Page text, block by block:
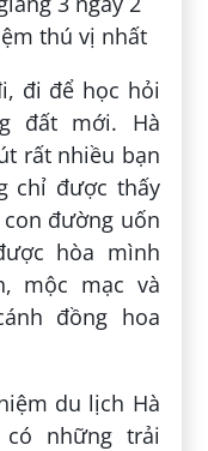
đi để học hỏi
đất mới. Hà
rất nhiều bạn
chỉ được thấy
đường uốn
hòa mình
mộc mạc và
đồng hoa
du lịch Hà
những trải